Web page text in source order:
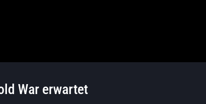
War erwartet